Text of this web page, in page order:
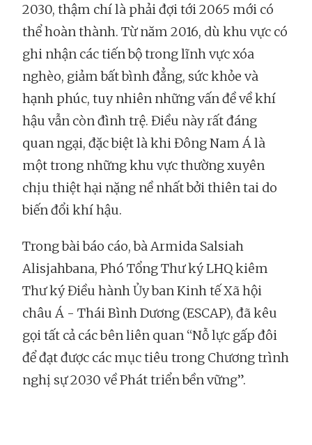
2030, thậm chí là phải đợi tới 2065 mới có
thể hoàn thành. Từ năm 2016, dù khu vực có
ghi nhận các tiến bộ trong lĩnh vực xóa
nghèo, giảm bất bình đẳng, sức khỏe và
hạnh phúc, tuy nhiên những vấn đề về khí
hậu vẫn còn đình trệ. Điều này rất đáng
quan ngại, đặc biệt là khi Đông Nam Á là
một trong những khu vực thường xuyên
chịu thiệt hại nặng nề nhất bởi thiên tai do
biến đổi khí hậu.
Trong bài báo cáo, bà Armida Salsiah
Alisjahbana, Phó Tổng Thư ký LHQ kiêm
Thư ký Điều hành Ủy ban Kinh tế Xã hội
châu Á - Thái Bình Dương (ESCAP), đã kêu
gọi tất cả các bên liên quan “Nỗ lực gấp đôi
để đạt được các mục tiêu trong Chương trình
nghị sự 2030 về Phát triển bền vững”.